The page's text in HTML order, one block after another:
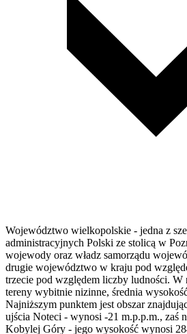
Województwo wielkopolskie - jedna z
administracyjnych Polski ze stolicą w
wojewody oraz władz samorządu
drugie województwo w kraju pod
trzecie pod względem liczby ludności. W
tereny wybitnie nizinne, średnia
Najniższym punktem jest obszar
ujścia Noteci - wynosi -21 m.p.p.m., zaś
Kobylej Góry - jego wysokość wynosi